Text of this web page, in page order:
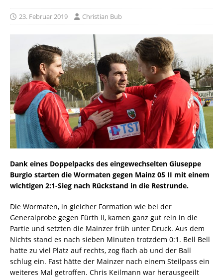
23. Februar 2019 Christian Bub
Dank eines Doppelpacks des eingewechselten Giuseppe
Burgio starten die Wormaten gegen Mainz 05 II mit einem
wichtigen 2:1-Sieg nach Rückstand in die Restrunde.
Die Wormaten, in gleicher Formation wie bei der
Generalprobe gegen Fürth II, kamen ganz gut rein in die
Partie und setzten die Mainzer früh unter Druck. Aus dem
Nichts stand es nach sieben Minuten trotzdem 0:1. Bell Bell
hatte zu viel Platz auf rechts, zog flach ab und der Ball
schlug ein. Fast hätte der Mainzer nach einem Steilpass ein
weiteres Mal getroffen. Chris Keilmann war herausgeeilt